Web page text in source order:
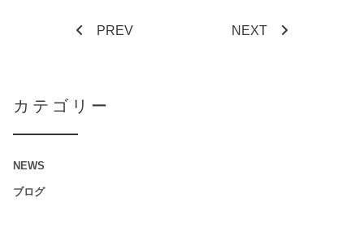
PREV NEXT
カテゴリー
NEWS
ブログ